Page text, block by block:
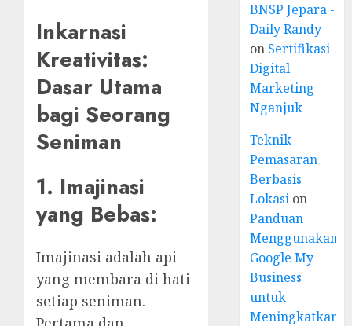
Inkarnasi
Kreativitas:
Dasar Utama
bagi Seorang
Seniman
1. Imajinasi
yang Bebas:
Imajinasi adalah api
yang membara di hati
setiap seniman.
BNSP Jepara -
Daily Randy
on Sertifikasi
Digital
Marketing
Nganjuk
Teknik
Pemasaran
Berbasis
Lokasi on
Panduan
Menggunakan
Google My
Business
untuk
Meningkatkan